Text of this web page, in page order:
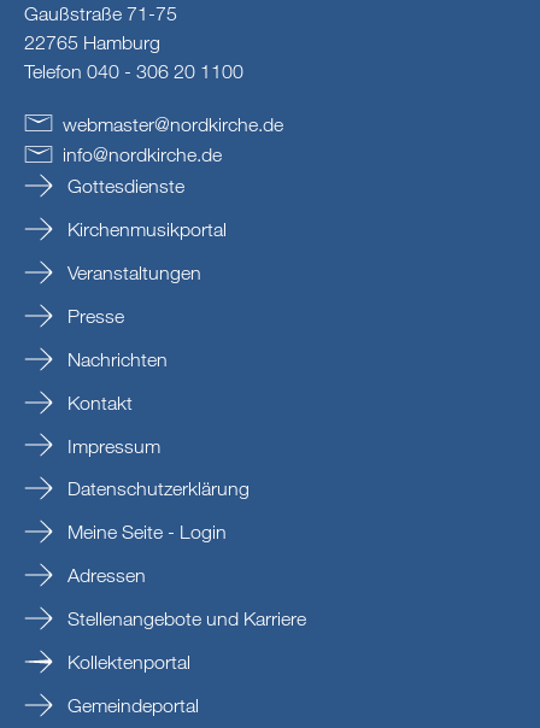
Gaußstraße 71-75
22765 Hamburg
Telefon 040 - 306 20 1100
webmaster@nordkirche de
info@nordkirche.de
Gottesdienste
Kirchenmusikportal
Veranstaltungen
Presse
Nachrichten
Kontakt
Impressum
Datenschutzerklärung
Meine Seite - Login
Adressen
Stellenangebote und Karriere
Kollektenportal
Gemeindeportal